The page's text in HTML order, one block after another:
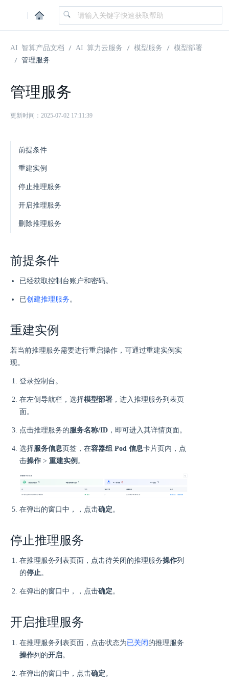
|
AI 智算产品文档 AI 算力云服务 模型服务
模型部署
管理服务
管理服务
更新时间：2025-07-02 17:11:39
前提条件
重建实例
停止推理服务
开启推理服务
删除推理服务
前提条件
已经获取控制台账户和密码。
已创建推理服务。
重建实例
若当前推理服务需要进行重启操作，可通过重建实例实
现。
登录控制台。
在左侧导航栏，选择模型部署 ，进入推理服务列表页
面。
点击推理服务的服务名称/ID ，即可进入其详情页面。
选择服务信息页签，在容器组 Pod 信息卡片页内，点
击操作 > 重建实例 。
在弹出的窗口中，，点击确定 。
停止推理服务
在推理服务列表页面，点击待关闭的推理服务操作列
的停止 。
在弹出的窗口中，，点击确定 。
开启推理服务
在推理服务列表页面，点击状态为已关闭的推理服务
操作列的开启。
在弹出的窗口中，点击确定 。